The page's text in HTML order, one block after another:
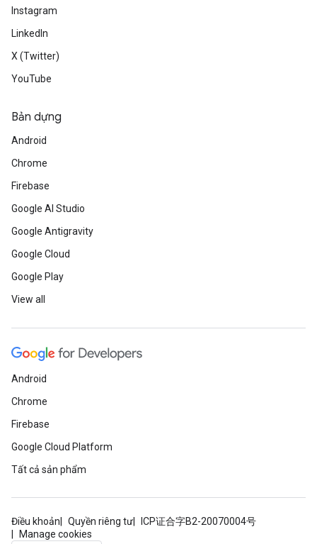
Instagram
LinkedIn
X (Twitter)
YouTube
Bản dựng
Android
Chrome
Firebase
Google AI Studio
Google Antigravity
Google Cloud
Google Play
View all
Android
Chrome
Firebase
Google Cloud Platform
Tất cả sản phẩm
Điều khoản Quyền riêng tư
ICP证合字B2-20070004号
Manage cookies